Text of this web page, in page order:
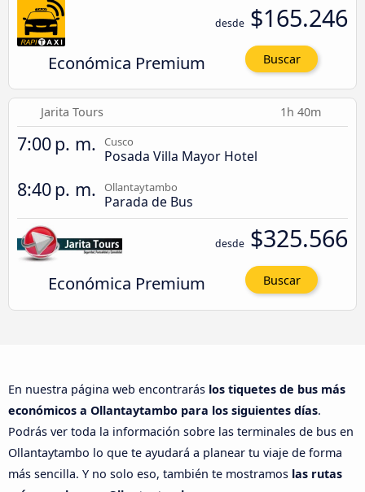
Económica Premium
desde $165.246
Buscar
Jarita Tours 1h 40m
7:00 p. m. Cusco
Posada Villa Mayor Hotel
8:40 p. m. Ollantaytambo
Parada de Bus
Económica Premium
desde $325.566
Buscar
En nuestra página web encontrarás los tiquetes de bus más
económicos a Ollantaytambo para los siguientes días.
Podrás ver toda la información sobre las terminales de bus en
Ollantaytambo lo que te ayudará a planear tu viaje de forma
más sencilla. Y no solo eso, también te mostramos las rutas